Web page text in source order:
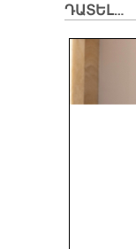
ԴԱՏԵԼ…